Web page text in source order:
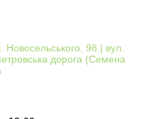
Новосельського, 98.| вул.
дорога (Семена